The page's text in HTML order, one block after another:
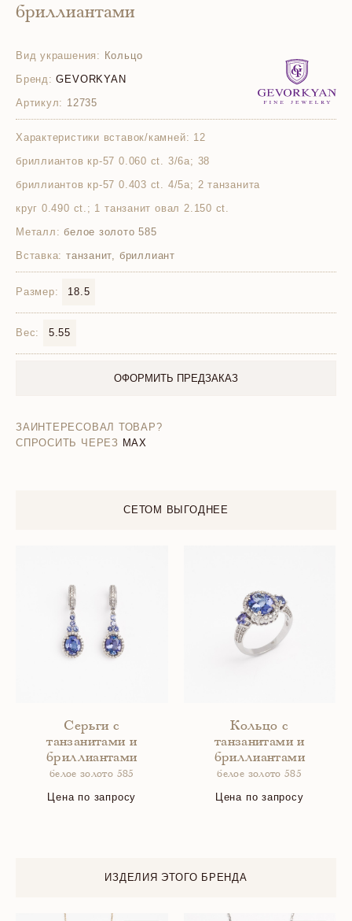
бриллиантами
Вид украшения: Кольцо
Бренд: GEVORKYAN
Артикул: 12735
Характеристики вставок/камней: 12
бриллиантов кр-57 0.060 ct. 3/6а; 38
бриллиантов кр-57 0.403 ct. 4/5а; 2 танзанита
круг 0.490 ct.; 1 танзанит овал 2.150 ct.
Металл: белое золото 585
Вставка: танзанит, бриллиант
Размер: 18.5
Вес: 5.55
ОФОРМИТЬ ПРЕДЗАКАЗ
ЗАИНТЕРЕСОВАЛ ТОВАР?
СПРОСИТЬ ЧЕРЕЗ MAX
СЕТОМ ВЫГОДНЕЕ
Серьги с
танзанитами и
бриллиантами
белое золото 585
Цена по запросу
Кольцо с
танзанитами и
бриллиантами
белое золото 585
Цена по запросу
ИЗДЕЛИЯ ЭТОГО БРЕНДА